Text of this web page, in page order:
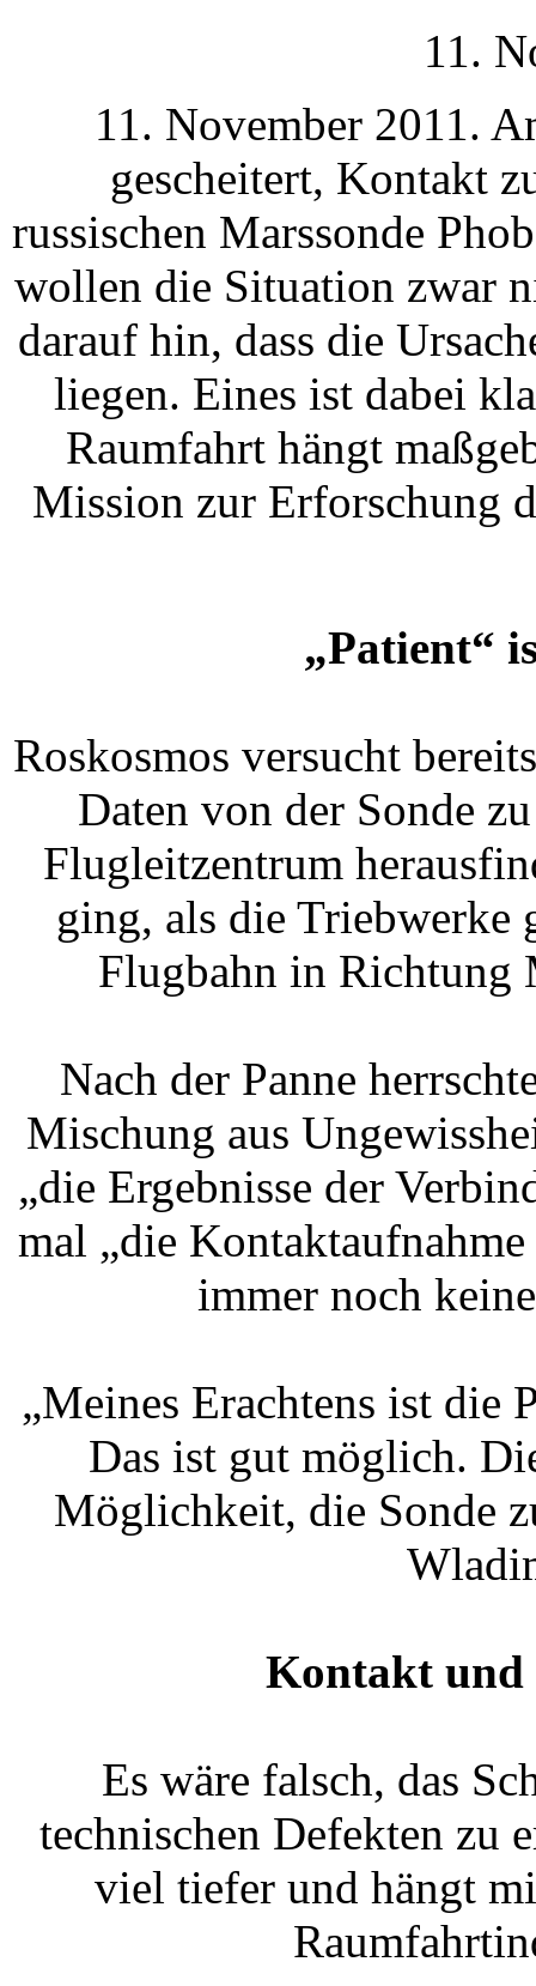
11.
11. November 2011.
gescheitert, Kontakt
russischen Marssonde
wollen die Situation zwar
darauf hin, dass die
liegen. Eines ist dabei
Raumfahrt hängt
Mission zur Erforschung
„Patient“
Roskosmos versucht
Daten von der Sonde
Flugleitzentrum
ging, als die Triebwerke
Flugbahn in Richtung
Nach der Panne
Mischung aus
„die Ergebnisse der
mal „die
immer noch
„Meines Erachtens ist die
Das ist gut möglich.
Möglichkeit, die Sonde
Kontakt und
Es wäre falsch, das
technischen Defekten zu
viel tiefer und hängt